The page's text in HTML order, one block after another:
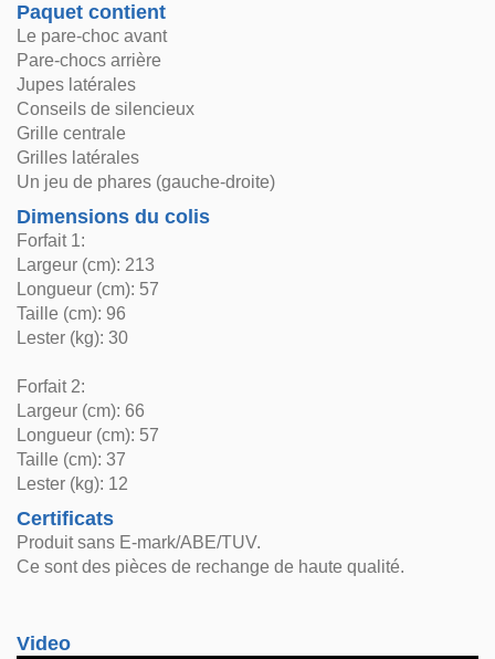
Paquet contient
Le pare-choc avant
Pare-chocs arrière
Jupes latérales
Conseils de silencieux
Grille centrale
Grilles latérales
Un jeu de phares (gauche-droite)
Dimensions du colis
Forfait 1:
Largeur (cm): 213
Longueur (cm): 57
Taille (cm): 96
Lester (kg): 30
Forfait 2:
Largeur (cm): 66
Longueur (cm): 57
Taille (cm): 37
Lester (kg): 12
Certificats
Produit sans E-mark/ABE/TUV.
Ce sont des pièces de rechange de haute qualité.
Video